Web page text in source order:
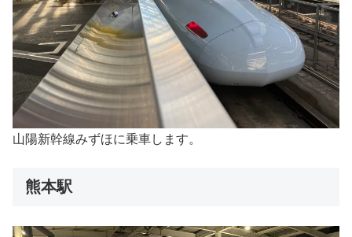
山陽新幹線みずほに乗車します。
熊本駅